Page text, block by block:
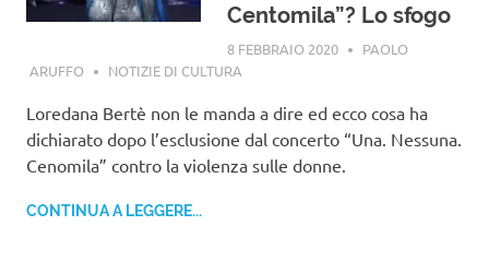
Centomila”? Lo sfogo
8 FEBBRAIO 2020
PAOLO
ARUFFO
NOTIZIE DI CULTURA
Loredana Bertè non le manda a dire ed ecco cosa ha
dichiarato dopo l’esclusione dal concerto “Una. Nessuna.
Cenomila” contro la violenza sulle donne.
CONTINUA A LEGGERE...